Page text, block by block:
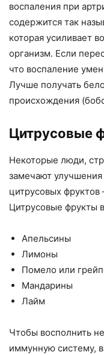
воспаления при
содержится так
которая усиливает
организм. Если
что воспаление
Лучше получать
происхождения
Цитрусовые
Некоторые люди,
замечают улучшения
цитрусовых
Цитрусовые фрукты
Апельсины
Лимоны
Помело или
Мандарины
Лайм
Чтобы восполнить
иммунную систему,